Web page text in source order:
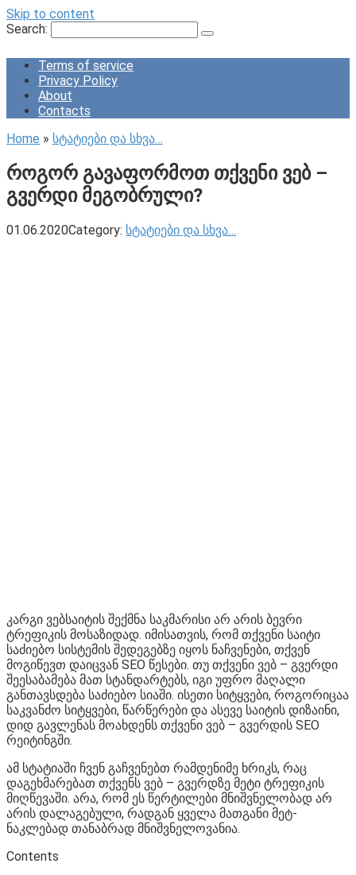
Skip to content
Search:
Terms of service
Privacy Policy
About
Contacts
Home » სტატიები და სხვა…
როგორ გავაფორმოთ თქვენი ვებ –
გვერდი მეგობრული?
01.06.2020Category: სტატიები და სხვა…
კარგი ვებსაიტის შექმნა საკმარისი არ არის ბევრი
ტრეფიკის მოსაზიდად. იმისათვის, რომ თქვენი საიტი
საძიებო სისტემის შედეგებზე იყოს ნაჩვენები, თქვენ
მოგიწევთ დაიცვან SEO წესები. თუ თქვენი ვებ – გვერდი
შეესაბამება მათ სტანდარტებს, იგი უფრო მაღალი
განთავსდება საძიებო სიაში. ისეთი სიტყვები, როგორიცაა
საკვანძო სიტყვები, წარწერები და ასევე საიტის დიზაინი,
დიდ გავლენას მოახდენს თქვენი ვებ – გვერდის SEO
რეიტინგში.
ამ სტატიაში ჩვენ გაჩვენებთ რამდენიმე ხრიკს, რაც
დაგეხმარებათ თქვენს ვებ – გვერდზე მეტი ტრეფიკის
მიღწევაში. არა, რომ ეს წერტილები მნიშვნელობად არ
არის დალაგებული, რადგან ყველა მათგანი მეტ-
ნაკლებად თანაბრად მნიშვნელოვანია.
Contents